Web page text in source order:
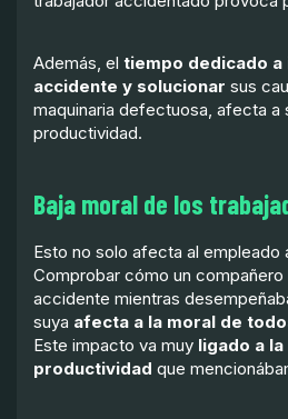
Además, el tiempo dedicado
accidente y solucionar sus
maquinaria defectuosa, afecta a
productividad.
Baja moral de los
Esto no solo afecta al empleado
Comprobar cómo un compañero
accidente mientras
suya afecta a la moral de
Este impacto va muy ligado a
productividad que